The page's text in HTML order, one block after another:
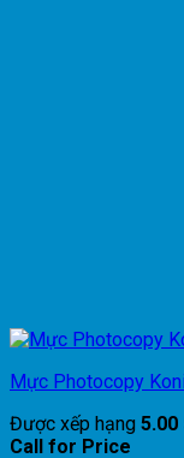
Mực Photocopy
Được xếp hạng 5.00
Call for Price